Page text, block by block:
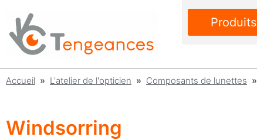
Produits
Accueil » L'atelier de l'opticien » Composants de lunettes »
Windsorring